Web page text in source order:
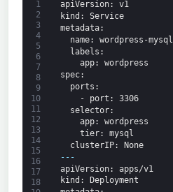
1
2
3
4
5
6
7
8
9
10
11
12
13
14
15
16
17
18
apiVersion: v1
kind : Service
metadata:
name: wordpress-mysql
labels :
app: wordpress
spec:
ports :
-
port : 3306
selector:
app: wordpress
tier: mysql
clusterIP: None
---
apiVersion: apps/v1
kind : Deployment